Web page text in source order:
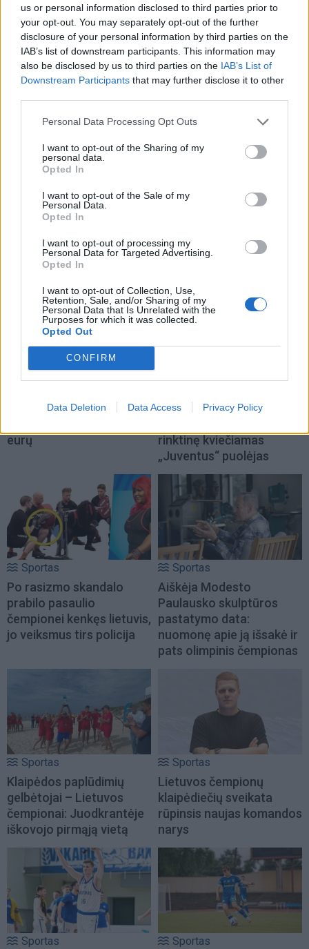
us or personal information disclosed to third parties prior to
your opt-out. You may separately opt-out of the further
disclosure of your personal information by third parties on the
IAB’s list of downstream participants. This information may
also be disclosed by us to third parties on the IAB’s List of
Downstream Participants that may further disclose it to other
Personal Data Processing Opt Outs
I want to opt-out of the Sharing of my
personal data.
Opted In
I want to opt-out of the Sale of my
Personal Data.
Opted In
I want to opt-out of processing my
Personal Data for Targeted Advertising.
Opted In
I want to opt-out of Collection, Use,
Retention, Sale, and/or Sharing of my
Personal Data that Is Unrelated with the
Purposes for which it was collected.
Opted Out
CONFIRM
Data Deletion Data Access Privacy Policy
Privacy PolicyandTerms of
Serviceapply.
TAIP PAT SKAITYKITE
Krepšinio čempionato
eurų
Problemos tęsiasi:
rinktinę kviečiamas
„Juventus“ puolėjas
Sportas
Po rasizmo skandalo
prabilo pasaulio
čempionei kenkęs lietuvis,
jo veiksmus tirs policija
Sportas
Aiškėja Modesto
Paulausko skulptūros
pastatymo data:
nuomonę apie ją išsakė ir
pats olimpinis čempionas
Sportas
Klaipėdos paplūdimių
gelbėtojai – Lietuvos
čempionai: Juodkrantėje
iškovojo pirmąją vietą
Sportas
Lietuvos čempionų
klaipėdiečių sveikata
rūpinsis naujas komandos
narys
Sportas Sportas